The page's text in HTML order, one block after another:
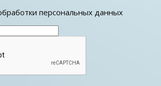
персональных данных